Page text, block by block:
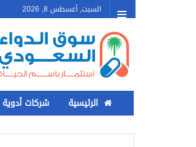
السبت, أغسطس 8, 2026
الرئيسية شركات أدوية